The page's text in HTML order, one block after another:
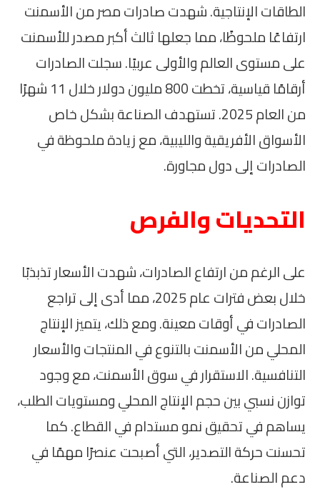
الطاقات الإنتاجية. شهدت صادرات مصر من الأسمنت
ارتفاعًا ملحوظًا، مما جعلها ثالث أكبر مصدر للأسمنت
على مستوى العالم والأولى عربيًا. سجلت الصادرات
أرقامًا قياسية، تخطت 800 مليون دولار خلال 11 شهرًا
من العام 2025. تستهدف الصناعة بشكل خاص
الأسواق الأفريقية والليبية، مع زيادة ملحوظة في
الصادرات إلى دول مجاورة.
التحديات والفرص
على الرغم من ارتفاع الصادرات، شهدت الأسعار تذبذبًا
خلال بعض فترات عام 2025، مما أدى إلى تراجع
الصادرات في أوقات معينة. ومع ذلك، يتميز الإنتاج
المحلي من الأسمنت بالتنوع في المنتجات والأسعار
التنافسية. الاستقرار في سوق الأسمنت، مع وجود
توازن نسبي بين حجم الإنتاج المحلي ومستويات الطلب،
يساهم في تحقيق نمو مستدام في القطاع. كما
تحسنت حركة التصدير، التي أصبحت عنصرًا مهمًا في
دعم الصناعة.